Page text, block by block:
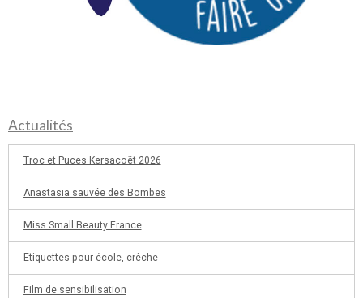
Actualités
Troc et Puces Kersacoët 2026
Anastasia sauvée des Bombes
Miss Small Beauty France
Etiquettes pour école, crèche
Film de sensibilisation